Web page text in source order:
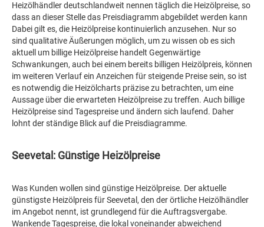
Heizölhändler deutschlandweit nennen täglich die Heizölpreise, so
dass an dieser Stelle das Preisdiagramm abgebildet werden kann
Dabei gilt es, die Heizölpreise kontinuierlich anzusehen. Nur so
sind qualitative Äußerungen möglich, um zu wissen ob es sich
aktuell um billige Heizölpreise handelt Gegenwärtige
Schwankungen, auch bei einem bereits billigen Heizölpreis, können
im weiteren Verlauf ein Anzeichen für steigende Preise sein, so ist
es notwendig die Heizölcharts präzise zu betrachten, um eine
Aussage über die erwarteten Heizölpreise zu treffen. Auch billige
Heizölpreise sind Tagespreise und ändern sich laufend. Daher
lohnt der ständige Blick auf die Preisdiagramme.
Seevetal: Günstige Heizölpreise
Was Kunden wollen sind günstige Heizölpreise. Der aktuelle
günstigste Heizölpreis für Seevetal, den der örtliche Heizölhändler
im Angebot nennt, ist grundlegend für die Auftragsvergabe.
Wankende Tagespreise, die lokal voneinander abweichend